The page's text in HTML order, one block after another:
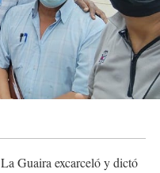
Guaira excarceló y dictó